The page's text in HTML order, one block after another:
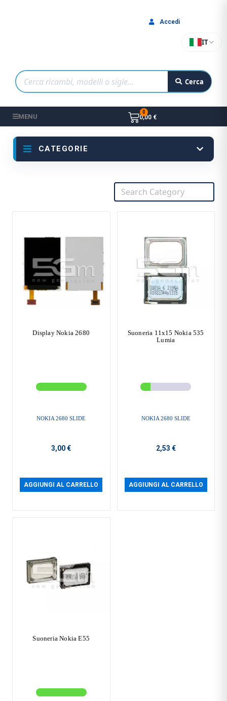
Cerca
IT
Accedi
MENU 0,00 €
CATEGORIE
Display Nokia 2680
NOKIA 2680 SLIDE
3,00 €
AGGIUNGI AL CARRELLO
Suoneria 11x15 Nokia 535
Lumia
NOKIA 2680 SLIDE
2,53 €
AGGIUNGI AL CARRELLO
Suoneria Nokia E55